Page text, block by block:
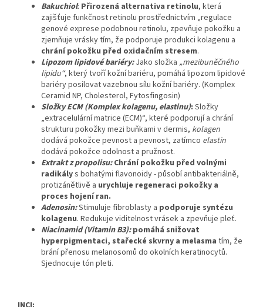
Bakuchiol: Přirozená alternativa retinolu, která
zajišťuje funkčnost retinolu prostřednictvím „regulace
genové exprese podobnou retinolu, zpevňuje pokožku a
zjemňuje vrásky tím, že podporuje produkci kolagenu a
chrání pokožku před oxidačním stresem.
Lipozom lipidové bariéry: Jako složka „mezibuněčného
lipidu“, který tvoří kožní bariéru, pomáhá lipozom lipidové
bariéry posilovat vazebnou sílu kožní bariéry. (Komplex
Ceramid NP, Cholesterol, Fytosfingosin)
Složky ECM (Komplex kolagenu, elastinu): Složky
„extracelulární matrice (ECM)“, které podporují a chrání
strukturu pokožky mezi buňkami v dermis, kolagen
dodává pokožce pevnost a pevnost, zatímco elastin
dodává pokožce odolnost a pružnost.
Extrakt z propolisu: Chrání pokožku před volnými
radikálys bohatými flavonoidy - působí antibakteriálně,
protizánětlivě a urychluje regeneraci pokožky a
proces hojení ran.
Adenosin:Stimuluje fibroblasty a podporuje syntézu
kolagenu. Redukuje viditelnost vrásek a zpevňuje pleť.
Niacinamid (Vitamin B3): pomáhá snižovat
hyperpigmentaci, stařecké skvrny a melasma tím, že
brání přenosu melanosomů do okolních keratinocytů.
Sjednocuje tón pleti.